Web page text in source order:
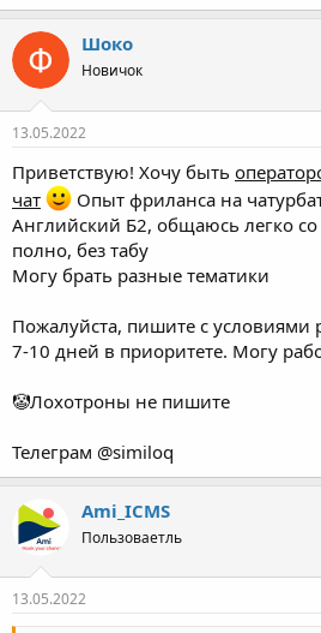
Шоко
Новичок
13.05.2022
Приветствую! Хочу быть
чат
Опыт фриланса на
Английский Б2, общаюсь легко
полно, без табу
Могу брать разные тематики
Пожалуйста, пишите с условиями
7-10 дней в приоритете. Могу
🤡Лохотроны не пишите
Телеграм @similoq
Ami_ICMS
Пользоваетль
13.05.2022